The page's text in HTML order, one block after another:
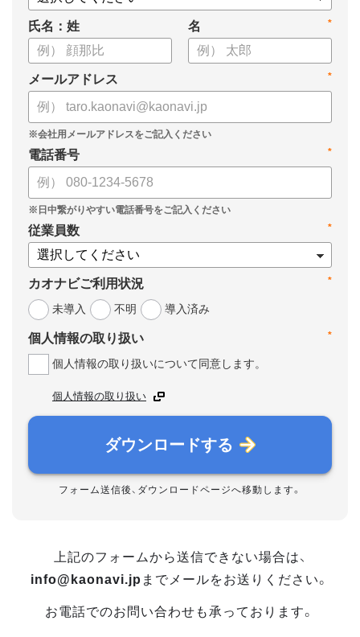
【資料の内容】
・人事担当者に聞いた「生成AI活用に関する実態調査」
・生成AI利用における注意点やルール
・今日から使えるプロンプト集（人事評価、エンゲージメント業
務）
氏名：姓 *
名
*
メールアドレス
*
電話番号
*
従業員数
*
カオナビご利用状況
未導入
不明 導入済み
*
個人情報の取り扱い
個人情報の取り扱いについて同意します。
個人情報の取り扱い
ダウンロードする
フォーム送信後、ダウンロードページへ移動します。
上記のフォームから送信できない場合は、
info@kaonavi.jp までメールをお送りください。
お電話でのお問い合わせも承っております。